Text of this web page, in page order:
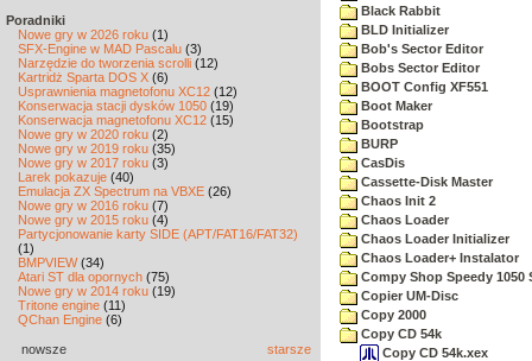
Poradniki
Nowe gry w 2026 roku (1)
SFX-Engine w MAD Pascalu (3)
Narzędzie do tworzenia scrolli (12)
Kartridż Sparta DOS X (6)
Usprawnienia magnetofonu XC12 (12)
Konserwacja stacji dysków 1050 (19)
Konserwacja magnetofonu XC12 (15)
Nowe gry w 2020 roku (2)
Nowe gry w 2019 roku (35)
Nowe gry w 2017 roku (3)
Larek pokazuje (40)
Emulacja ZX Spectrum na VBXE (26)
Nowe gry w 2016 roku (7)
Nowe gry w 2015 roku (4)
Partycjonowanie karty SIDE (APT/FAT16/FAT32)
(1)
BMPVIEW(34)
Atari ST dla opornych (75)
Nowe gry w 2014 roku (19)
Tritone engine (11)
QChan Engine (6)
nowsze starsze
Black Rabbit
BLD Initializer
Bob's Sector Editor
Bobs Sector Editor
BOOT Config XF551
Boot Maker
Bootstrap
BURP
CasDis
Cassette-Disk Master
Chaos Init 2
Chaos Loader
Chaos Loader Initializer
Chaos Loader+ Instalator
Compy Shop Speedy 1050
Copier UM-Disc
Copy 2000
Copy CD 54k
Copy CD 54k.xex